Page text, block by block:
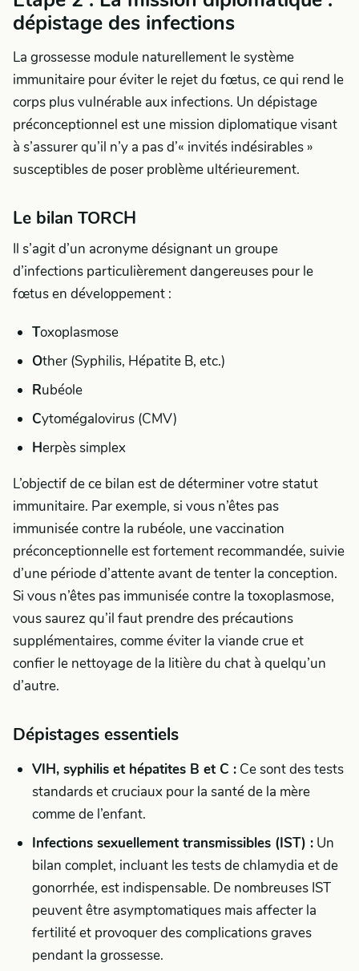
dépistage des infections
La grossesse module naturellement le système
immunitaire pour éviter le rejet du fœtus, ce qui rend le
corps plus vulnérable aux infections. Un dépistage
préconceptionnel est une mission diplomatique visant
à s’assurer qu’il n’y a pas d’« invités indésirables »
susceptibles de poser problème ultérieurement.
Le bilan TORCH
Il s’agit d’un acronyme désignant un groupe
d’infections particulièrement dangereuses pour le
fœtus en développement :
Toxoplasmose
Other (Syphilis, Hépatite B, etc.)
Rubéole
Cytomégalovirus (CMV)
Herpès simplex
L’objectif de ce bilan est de déterminer votre statut
immunitaire. Par exemple, si vous n’êtes pas
immunisée contre la rubéole, une vaccination
préconceptionnelle est fortement recommandée, suivie
d’une période d’attente avant de tenter la conception.
Si vous n’êtes pas immunisée contre la toxoplasmose,
vous saurez qu’il faut prendre des précautions
supplémentaires, comme éviter la viande crue et
confier le nettoyage de la litière du chat à quelqu’un
d’autre.
Dépistages essentiels
VIH, syphilis et hépatites B et C : Ce sont des tests
standards et cruciaux pour la santé de la mère
comme de l’enfant.
Infections sexuellement transmissibles (IST) : Un
bilan complet, incluant les tests de chlamydia et de
gonorrhée, est indispensable. De nombreuses IST
peuvent être asymptomatiques mais affecter la
fertilité et provoquer des complications graves
pendant la grossesse.